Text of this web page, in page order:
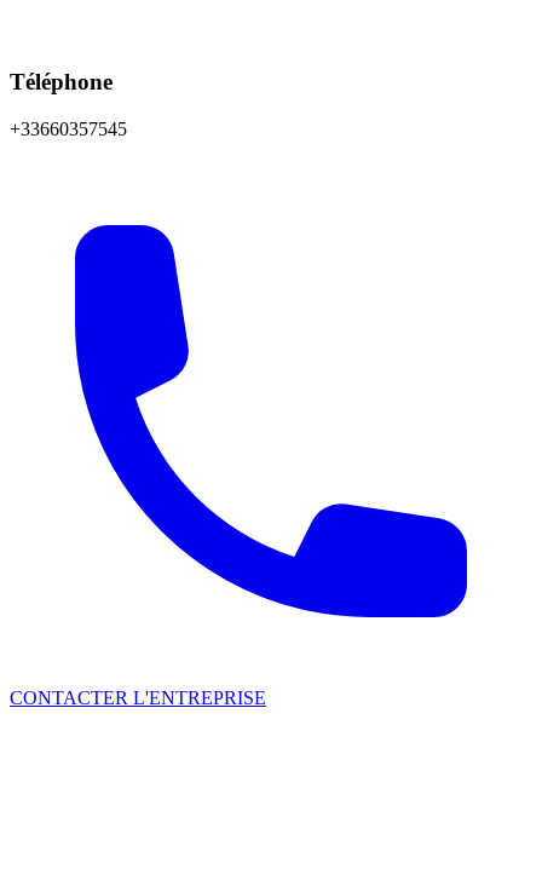
Téléphone
+33660357545
CONTACTER L'ENTREPRISE